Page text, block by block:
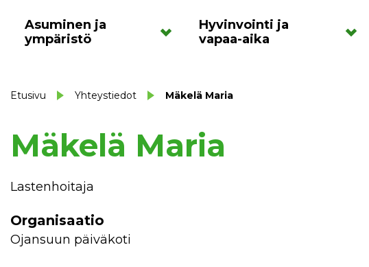
Asuminen ja
ympäristö
Hyvinvointi ja
vapaa-aika
Etusivu Yhteystiedot Mäkelä Maria
Mäkelä Maria
Lastenhoitaja
Organisaatio
Ojansuun päiväkoti